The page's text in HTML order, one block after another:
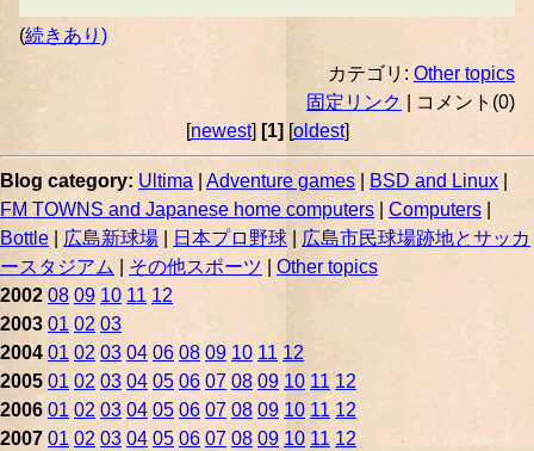
(続きあり)
カテゴリ: Other topics
固定リンク
| コメント(0)
[newest] [1] [oldest]
Blog category: Ultima Adventure games BSD and Linux
FM TOWNS and Japanese home computers
Computers
Bottle
広島新球場 日本プロ野球
広島市民球場跡地とサッカ
ースタジアム
その他スポーツ
Other topics
2002 08 09 10 11 12
2003 01 02 03
2004 01 02 03 04 06 08 09 10 11 12
2005 01 02 03 04 05 06 07 08 09 10 11 12
2006 01 02 03 04 05 06 07 08 09 10 11 12
2007 01 02 03 04 05 06 07 08 09 10 11 12